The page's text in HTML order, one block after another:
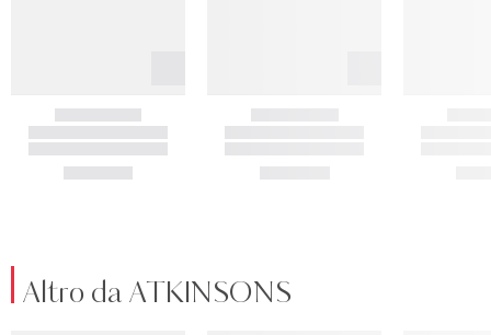
Altro da ATKINSONS